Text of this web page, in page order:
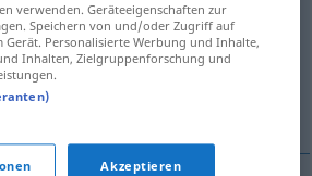
anklicken/antippen)
verwenden. Geräteeigenschaften zur
Speichern von und/oder Zugriff auf
Personalisierte Werbung und Inhalte,
Inhalten, Zielgruppenforschung und
Akzeptieren